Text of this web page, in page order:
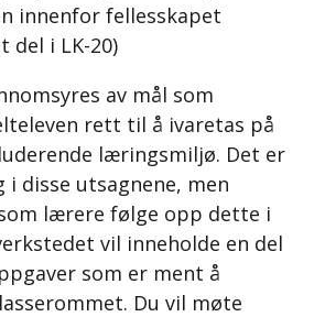
innenfor fellesskapet
del i LK-20)
av mål som
rett til å ivaretas på
læringsmiljø. Det er
i disse utsagnene, men
lærere følge opp dette i
vil inneholde en del
som er ment å
Du vil møte